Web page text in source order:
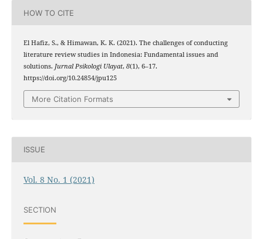
HOW TO CITE
El Hafiz, S., & Himawan, K. K. (2021). The challenges of conducting
literature review studies in Indonesia: Fundamental issues and
solutions. Jurnal Psikologi Ulayat, 8(1), 6–17.
https://doi.org/10.24854/jpu125
More Citation Formats
ISSUE
Vol. 8 No. 1 (2021)
SECTION